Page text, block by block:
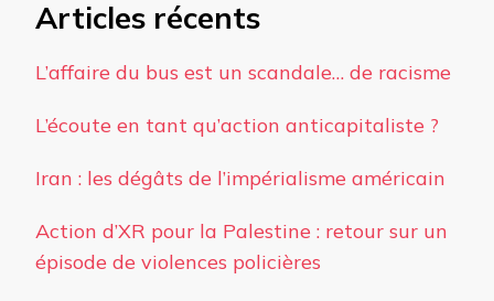
Articles récents
L’affaire du bus est un scandale… de racisme
L’écoute en tant qu’action anticapitaliste ?
Iran : les dégâts de l’impérialisme américain
Action d’XR pour la Palestine : retour sur un
épisode de violences policières